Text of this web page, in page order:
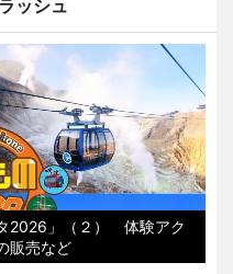
ッシュ
2026」（２） 体験アク
販売など